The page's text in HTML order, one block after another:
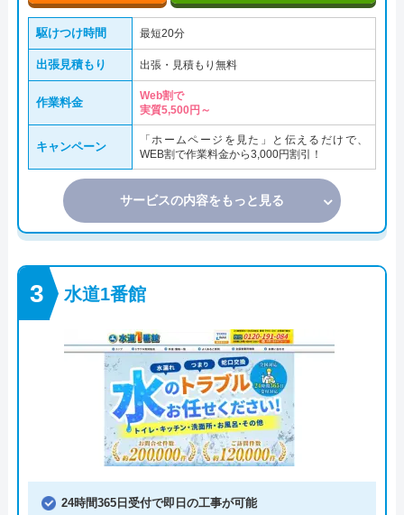
駆けつけ時間 最短20分
出張見積もり 出張・見積もり無料
作業料金
Web割で
実質5,500円～
キャンペーン
「ホームページを見た」と伝えるだけで、
WEB割で作業料金から3,000円割引！
サービスの内容をもっと見る
水道1番館
24時間365日受付で即日の工事が可能